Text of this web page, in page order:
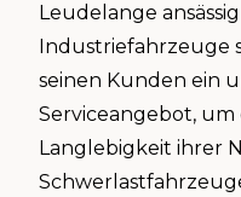
Leudelange
Industriefahrzeuge
seinen Kunden ein
Serviceangebot,
Langlebigkeit ihrer